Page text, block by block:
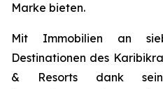
Marke bieten.
Mit Immobilien an
Destinationen des
& Resorts dank